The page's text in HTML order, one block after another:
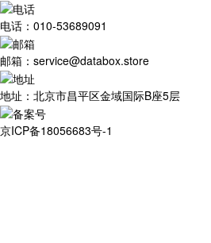
电话：010-53689091
邮箱：service@databox.store
地址：北京市昌平区金域国际B座5层
京ICP备18056683号-1